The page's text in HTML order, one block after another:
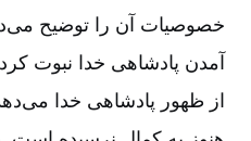
خصوصیات آن را توضیح
آمدن پادشاهی خدا نبوت
از ظهور پادشاهی خدا